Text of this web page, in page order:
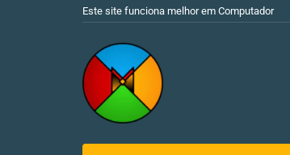
Este site funciona melhor em Computador